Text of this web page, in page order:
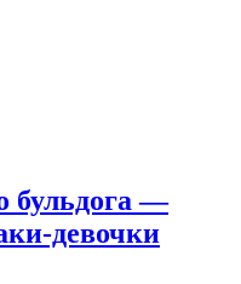
бульдога —
девочки